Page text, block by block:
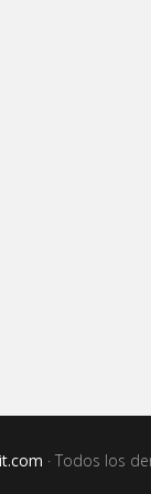
· Todos los